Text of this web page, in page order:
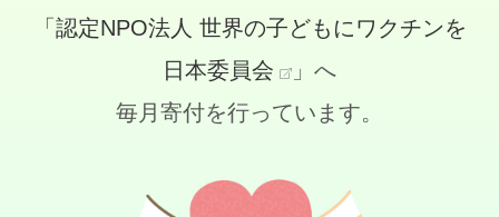
「認定NPO法人 世界の子どもにワクチンを
日本委員会
」へ
毎月寄付を行っています。